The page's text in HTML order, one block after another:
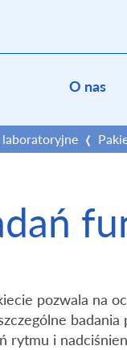
O nas
laboratoryjne
pozwala na
rytmu i